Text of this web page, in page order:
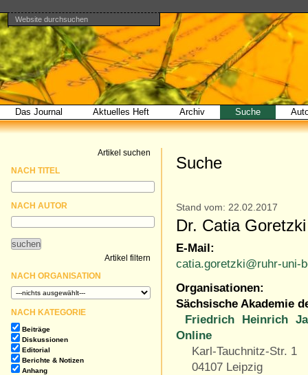
Direkt
zum
Inhalt
|
Direkt
zur
Navigation
Benutzerspezifische
Werkzeuge
Website durchsuchen
Erweiterte
Suche…
Bereiche
Das Journal Aktuelles Heft Archiv Suche
Suche
Stand vom: 22.02.2017
Dr. Catia Goretzki
E-Mail:
catia.goretzki@ruhr-uni-
Organisationen:
Sächsische Akademie
Friedrich Heinrich
Online
Karl-Tauchnitz-Str. 1
04107 Leipzig
Artikel suchen
NACH TITEL
NACH AUTOR
Artikel filtern
NACH ORGANISATION
NACH KATEGORIE
Beiträge
Diskussionen
Editorial
Berichte & Notizen
Anhang